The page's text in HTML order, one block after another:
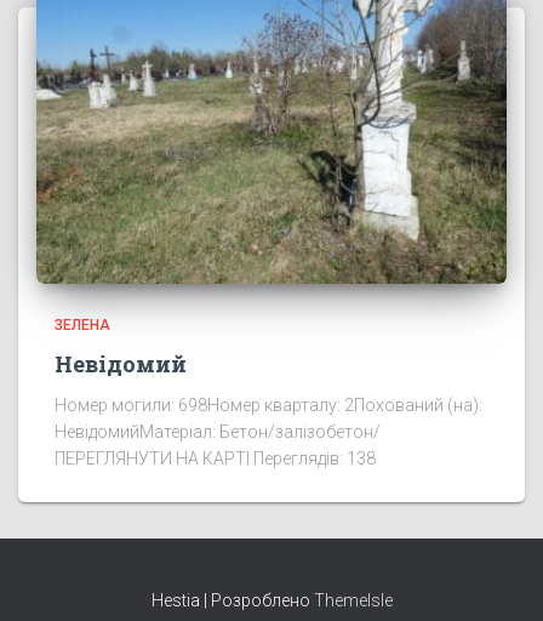
ЗЕЛЕНА
Невідомий
Номер могили: 698Номер кварталу: 2Похований (на):
НевідомийМатеріал: Бетон/залізобетон/
ПЕРЕГЛЯНУТИ НА КАРТІ Переглядів: 138
Hestia | Розроблено ThemeIsle